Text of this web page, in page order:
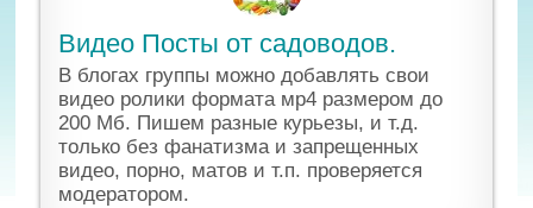
Видео Посты от садоводов.
В блогах группы можно добавлять свои
видео ролики формата мр4 размером до
200 Мб. Пишем разные курьезы, и т.д.
только без фанатизма и запрещенных
видео, порно, матов и т.п. проверяется
модератором.